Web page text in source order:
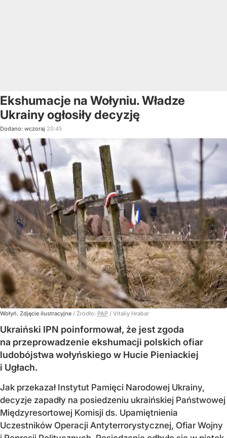
Ekshumacje na Wołyniu. Władze
Ukrainy ogłosiły decyzję
Dodano: wczoraj 20:45
Wołyń. Zdjęcie ilustracyjne / Źródło: PAP / Vitaliy Hrabar
Ukraiński IPN poinformował, że jest zgoda
na przeprowadzenie ekshumacji polskich ofiar
ludobójstwa wołyńskiego w Hucie Pieniackiej
i Ugłach.
Jak przekazał Instytut Pamięci Narodowej Ukrainy,
decyzje zapadły na posiedzeniu ukraińskiej Państwowej
Międzyresortowej Komisji ds. Upamiętnienia
Uczestników Operacji Antyterrorystycznej, Ofiar Wojny